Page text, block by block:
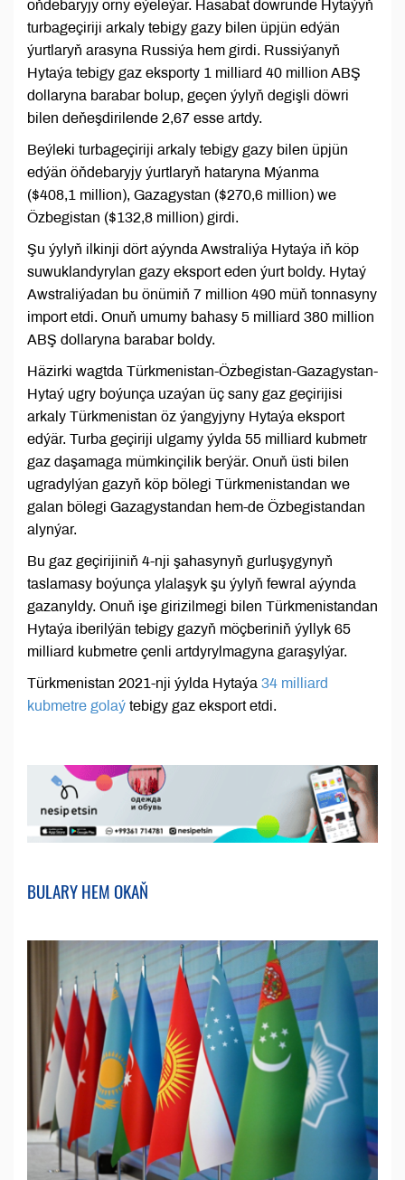
öňdebaryjy orny eýeleýär. Hasabat döwründe Hytaýyň
turbageçiriji arkaly tebigy gazy bilen üpjün edýän
ýurtlaryň arasyna Russiýa hem girdi. Russiýanyň
Hytaýa tebigy gaz eksporty 1 milliard 40 million ABŞ
dollaryna barabar bolup, geçen ýylyň degişli döwri
bilen deňeşdirilende 2,67 esse artdy.
Beýleki turbageçiriji arkaly tebigy gazy bilen üpjün
edýän öňdebaryjy ýurtlaryň hataryna Mýanma
($408,1 million), Gazagystan ($270,6 million) we
Özbegistan ($132,8 million) girdi.
Şu ýylyň ilkinji dört aýynda Awstraliýa Hytaýa iň köp
suwuklandyrylan gazy eksport eden ýurt boldy. Hytaý
Awstraliýadan bu önümiň 7 million 490 müň tonnasyny
import etdi. Onuň umumy bahasy 5 milliard 380 million
ABŞ dollaryna barabar boldy.
Häzirki wagtda Türkmenistan-Özbegistan-Gazagystan-
Hytaý ugry boýunça uzaýan üç sany gaz geçirijisi
arkaly Türkmenistan öz ýangyjyny Hytaýa eksport
edýär. Turba geçiriji ulgamy ýylda 55 milliard kubmetr
gaz daşamaga mümkinçilik berýär. Onuň üsti bilen
ugradylýan gazyň köp bölegi Türkmenistandan we
galan bölegi Gazagystandan hem-de Özbegistandan
alynýar.
Bu gaz geçirijiniň 4-nji şahasynyň gurluşygynyň
taslamasy boýunça ylalaşyk şu ýylyň fewral aýynda
gazanyldy. Onuň işe girizilmegi bilen Türkmenistandan
Hytaýa iberilýän tebigy gazyň möçberiniň ýyllyk 65
milliard kubmetre çenli artdyrylmagyna garaşylýar.
Türkmenistan 2021-nji ýylda Hytaýa 34 milliard
kubmetre golaý tebigy gaz eksport etdi.
BULARY HEM OKAŇ